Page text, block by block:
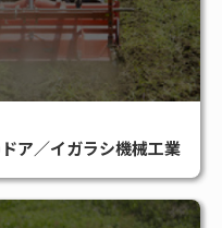
ア／イガラシ機械工業